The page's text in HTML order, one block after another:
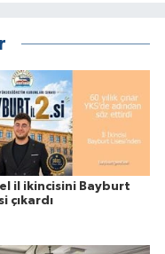
il ikincisini Bayburt
çıkardı